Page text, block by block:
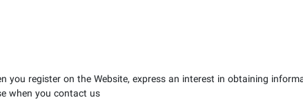
you register on theWebsite, express an interest in obtaining
when you contact us.